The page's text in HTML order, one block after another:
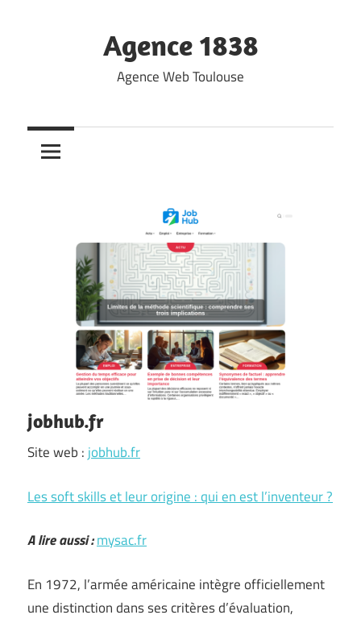
Agence 1838
Agence Web Toulouse
jobhub.fr
Site web : jobhub.fr
Les soft skills et leur origine : qui en est l’inventeur ?
A lire aussi :mysac.fr
En 1972, l’armée américaine intègre officiellement
une distinction dans ses critères d’évaluation,